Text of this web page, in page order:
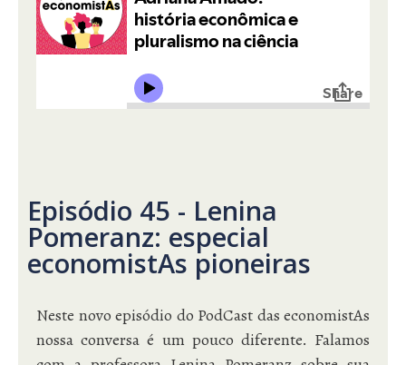
Episódio 45 - Lenina
Pomeranz: especial
economistAs pioneiras
Neste novo episódio do PodCast das economistAs
nossa conversa é um pouco diferente. Falamos